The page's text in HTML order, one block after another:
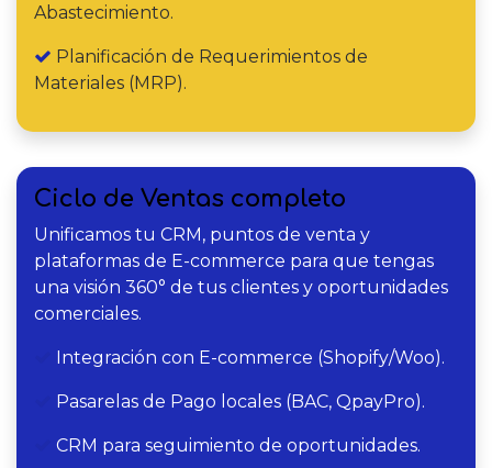
Abastecimiento.
Planificación de Requerimientos de
Materiales (MRP).
Ciclo de Ventas completo
Unificamos tu CRM, puntos de venta y
plataformas de E-commerce para que tengas
una visión 360° de tus clientes y oportunidades
comerciales.
Integración con E-commerce (Shopify/Woo).
Pasarelas de Pago locales (BAC, QpayPro).
CRM para seguimiento de oportunidades.